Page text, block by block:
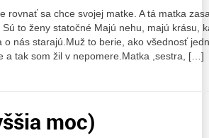
rovnať sa chce svojej matke. A tá matka
to ženy statočné Majú nehu, majú krásu,
o nás starajú.Muž to berie, ako všednosť
a tak som žil v nepomere.Matka ,sestra, […]
moc)